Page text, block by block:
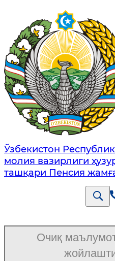
Ўзбекистон
молия вазирлиги
ташқари Пенсия
Очиқ